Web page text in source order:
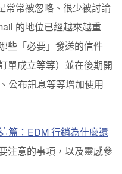
常常被忽略、很少被討論
的地位已經越來越重
些「必要」發送的信件
單成立等等）並在後期開
公布訊息等等增加使用
篇：EDM 行銷為什麼還
注意的事項，以及靈感參